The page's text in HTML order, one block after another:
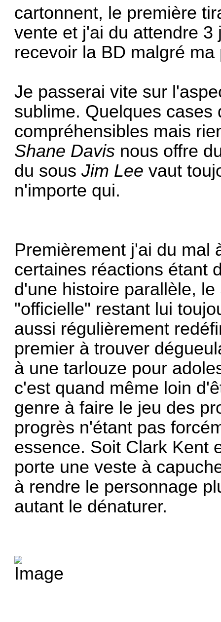
cartonnent, le première
vente et j'ai du attendre
recevoir la BD malgré
Je passerai vite sur
sublime. Quelques
compréhensibles mais
Shane Davis nous offre
du sousJim Lee vaut
n'importe qui.
Premièrement j'ai du mal
certaines réactions étant
d'une histoire parallèle,
"officielle" restant lui
aussi régulièrement
premier à trouver
à une tarlouze pour
c'est quand même loin
genre à faire le jeu des
progrès n'étant pas
essence. Soit Clark Kent
porte une veste à
à rendre le personnage
autant le dénaturer.